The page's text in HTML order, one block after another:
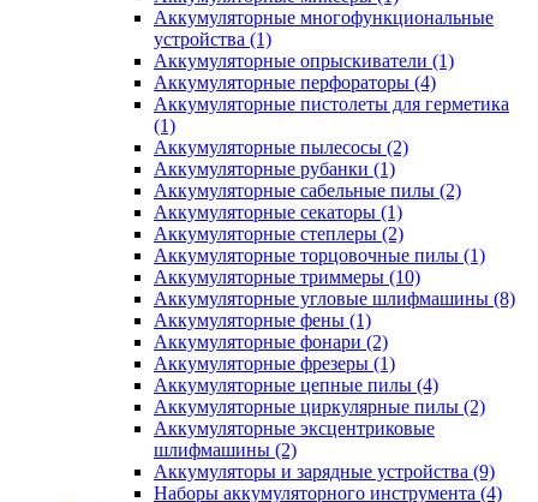
Аккумуляторные многофункциональные
устройства (1)
Аккумуляторные опрыскиватели (1)
Аккумуляторные перфораторы (4)
Аккумуляторные пистолеты для герметика
(1)
Аккумуляторные пылесосы (2)
Аккумуляторные рубанки (1)
Аккумуляторные сабельные пилы (2)
Аккумуляторные секаторы (1)
Аккумуляторные степлеры (2)
Аккумуляторные торцовочные пилы (1)
Аккумуляторные триммеры (10)
Аккумуляторные угловые шлифмашины (8)
Аккумуляторные фены (1)
Аккумуляторные фонари (2)
Аккумуляторные фрезеры (1)
Аккумуляторные цепные пилы (4)
Аккумуляторные циркулярные пилы (2)
Аккумуляторные эксцентриковые
шлифмашины (2)
Аккумуляторы и зарядные устройства (9)
Наборы аккумуляторного инструмента (4)